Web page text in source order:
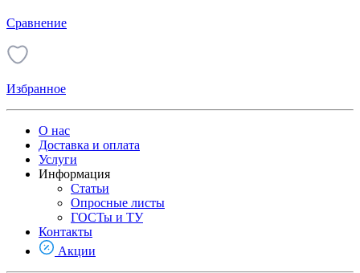
Сравнение
Избранное
О нас
Доставка и оплата
Услуги
Информация
Статьи
Опросные листы
ГОСТы и ТУ
Контакты
Акции